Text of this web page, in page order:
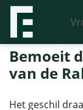
Financieel Recht
zaken van de
Bemoeit
van de
Het geschil